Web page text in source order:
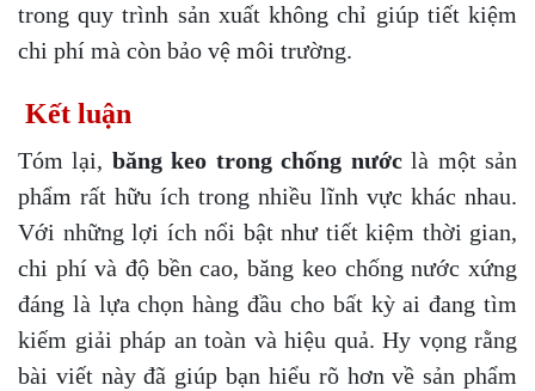
trong quy trình sản xuất không chỉ giúp tiết kiệm
chi phí mà còn bảo vệ môi trường.
Kết luận
Tóm lại, băng keo trong chống nướclà một sản
phẩm rất hữu ích trong nhiều lĩnh vực khác nhau.
Với những lợi ích nổi bật như tiết kiệm thời gian,
chi phí và độ bền cao, băng keo chống nước xứng
đáng là lựa chọn hàng đầu cho bất kỳ ai đang tìm
kiếm giải pháp an toàn và hiệu quả. Hy vọng rằng
bài viết này đã giúp bạn hiểu rõ hơn về sản phẩm